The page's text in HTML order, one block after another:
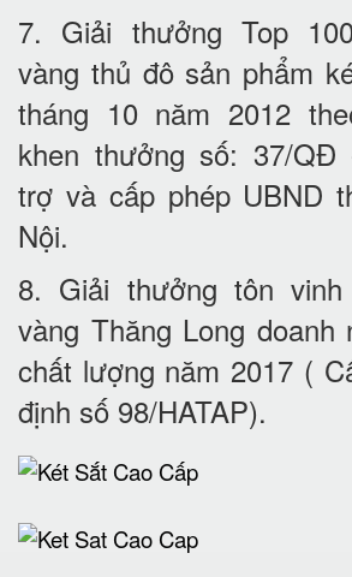
7. Giải thưởng Top
vàng thủ đô sản phẩm
tháng 10 năm 2012
khen thưởng số: 37/QĐ
trợ và cấp phép UBND
Nội.
8. Giải thưởng tôn
vàng Thăng Long doanh
chất lượng năm 2017 (
định số 98/HATAP).